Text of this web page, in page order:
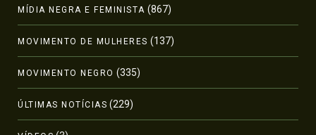
MÍDIA NEGRA E FEMINISTA (867)
MOVIMENTO DE MULHERES (137)
MOVIMENTO NEGRO (335)
ÚLTIMAS NOTÍCIAS (229)